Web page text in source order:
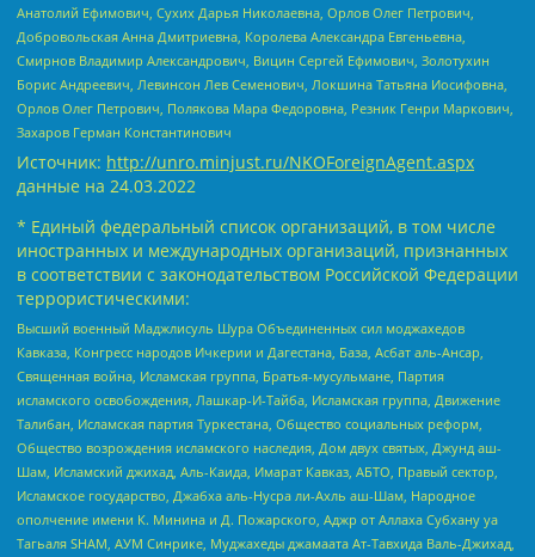
Анатолий Ефимович, Сухих Дарья Николаевна, Орлов Олег Петрович,
Добровольская Анна Дмитриевна, Королева Александра Евгеньевна,
Смирнов Владимир Александрович, Вицин Сергей Ефимович, Золотухин
Борис Андреевич, Левинсон Лев Семенович, Локшина Татьяна Иосифовна,
Орлов Олег Петрович, Полякова Мара Федоровна, Резник Генри Маркович,
Захаров Герман Константинович
Источник: http://unro.minjust.ru/NKOForeignAgent.aspx
данные на 24.03.2022
* Единый федеральный список организаций, в том числе
иностранных и международных организаций, признанных
в соответствии с законодательством Российской Федерации
террористическими:
Высший военный Маджлисуль Шура Объединенных сил моджахедов
Кавказа, Конгресс народов Ичкерии и Дагестана, База, Асбат аль-Ансар,
Священная война, Исламская группа, Братья-мусульмане, Партия
исламского освобождения, Лашкар-И-Тайба, Исламская группа, Движение
Талибан, Исламская партия Туркестана, Общество социальных реформ,
Общество возрождения исламского наследия, Дом двух святых, Джунд аш-
Шам, Исламский джихад, Аль-Каида, Имарат Кавказ, АБТО, Правый сектор,
Исламское государство, Джабха аль-Нусра ли-Ахль аш-Шам, Народное
ополчение имени К. Минина и Д. Пожарского, Аджр от Аллаха Субхану уа
Тагьаля SHAM, АУМ Синрике, Муджахеды джамаата Ат-Тавхида Валь-Джихад,